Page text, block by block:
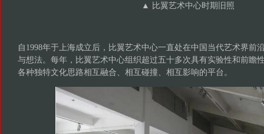
▲ 比翼艺术中心时期旧照
自1998年于上海成立后，比翼艺术中心一直处在中国当代艺术界前
与想法。每年，比翼艺术中心组织超过五十多次具有实验性和前瞻
各种独特文化思路相互融合、相互碰撞、相互影响的平台。